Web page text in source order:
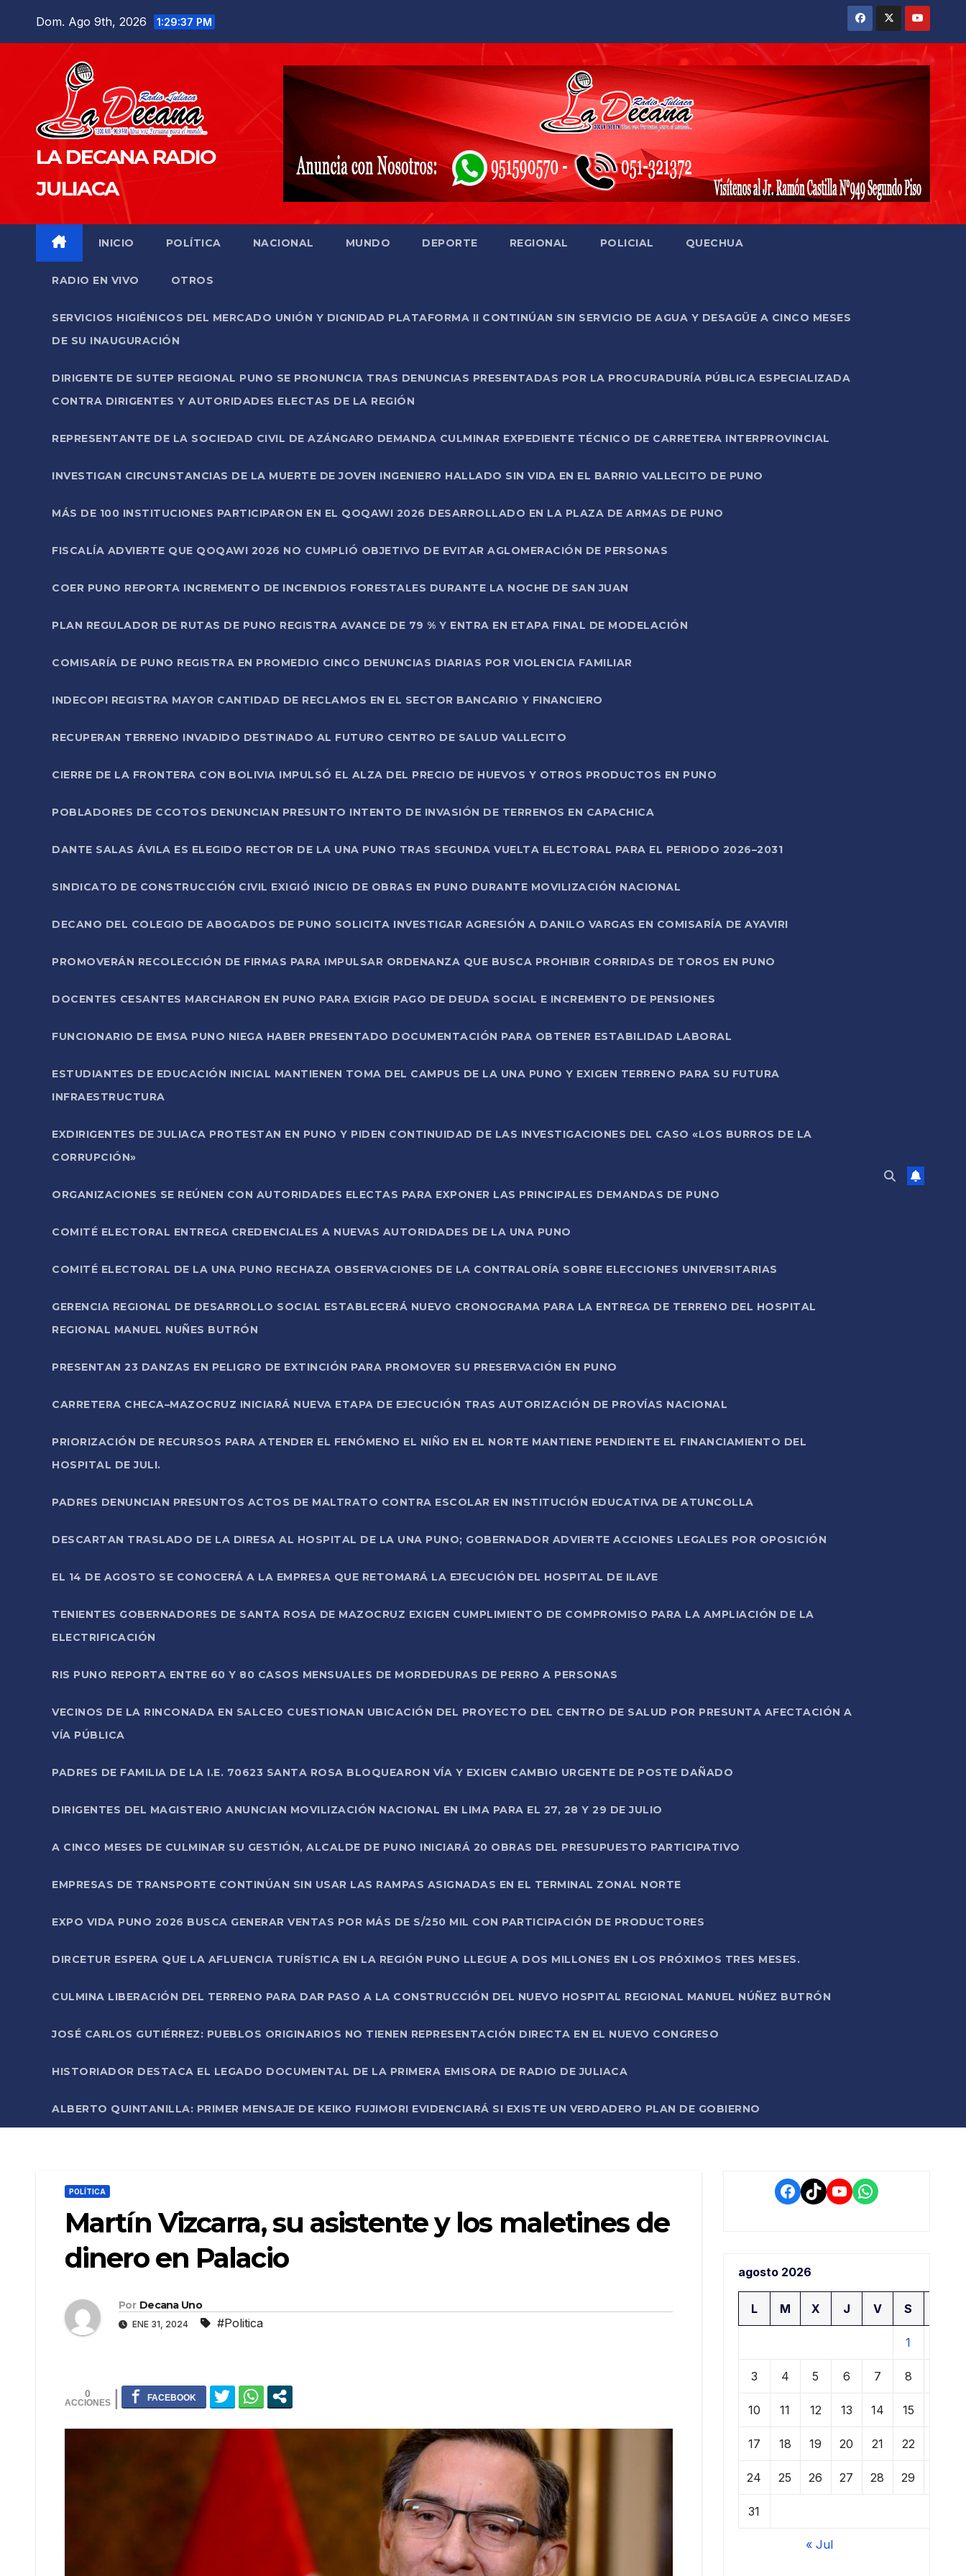
Dom. Ago 9th, 2026 1:29:38 PM
LA DECANA RADIO
JULIACA
INICIO POLÍTICA NACIONAL MUNDO DEPORTE REGIONAL POLICIAL QUECHUA
RADIO EN VIVO OTROS
SERVICIOS HIGIÉNICOS DEL MERCADO UNIÓN Y DIGNIDAD PLATAFORMA II CONTINÚAN SIN SERVICIO DE AGUA Y DESAGÜE A CINCO MESES
DE SU INAUGURACIÓN
DIRIGENTE DE SUTEP REGIONAL PUNO SE PRONUNCIA TRAS DENUNCIAS PRESENTADAS POR LA PROCURADURÍA PÚBLICA ESPECIALIZADA
CONTRA DIRIGENTES Y AUTORIDADES ELECTAS DE LA REGIÓN
REPRESENTANTE DE LA SOCIEDAD CIVIL DE AZÁNGARO DEMANDA CULMINAR EXPEDIENTE TÉCNICO DE CARRETERA INTERPROVINCIAL
INVESTIGAN CIRCUNSTANCIAS DE LA MUERTE DE JOVEN INGENIERO HALLADO SIN VIDA EN EL BARRIO VALLECITO DE PUNO
MÁS DE 100 INSTITUCIONES PARTICIPARON EN EL QOQAWI 2026 DESARROLLADO EN LA PLAZA DE ARMAS DE PUNO
FISCALÍA ADVIERTE QUE QOQAWI 2026 NO CUMPLIÓ OBJETIVO DE EVITAR AGLOMERACIÓN DE PERSONAS
COER PUNO REPORTA INCREMENTO DE INCENDIOS FORESTALES DURANTE LA NOCHE DE SAN JUAN
PLAN REGULADOR DE RUTAS DE PUNO REGISTRA AVANCE DE 79 % Y ENTRA EN ETAPA FINAL DE MODELACIÓN
COMISARÍA DE PUNO REGISTRA EN PROMEDIO CINCO DENUNCIAS DIARIAS POR VIOLENCIA FAMILIAR
INDECOPI REGISTRA MAYOR CANTIDAD DE RECLAMOS EN EL SECTOR BANCARIO Y FINANCIERO
RECUPERAN TERRENO INVADIDO DESTINADO AL FUTURO CENTRO DE SALUD VALLECITO
CIERRE DE LA FRONTERA CON BOLIVIA IMPULSÓ EL ALZA DEL PRECIO DE HUEVOS Y OTROS PRODUCTOS EN PUNO
POBLADORES DE CCOTOS DENUNCIAN PRESUNTO INTENTO DE INVASIÓN DE TERRENOS EN CAPACHICA
DANTE SALAS ÁVILA ES ELEGIDO RECTOR DE LA UNA PUNO TRAS SEGUNDA VUELTA ELECTORAL PARA EL PERIODO 2026–2031
SINDICATO DE CONSTRUCCIÓN CIVIL EXIGIÓ INICIO DE OBRAS EN PUNO DURANTE MOVILIZACIÓN NACIONAL
DECANO DEL COLEGIO DE ABOGADOS DE PUNO SOLICITA INVESTIGAR AGRESIÓN A DANILO VARGAS EN COMISARÍA DE AYAVIRI
PROMOVERÁN RECOLECCIÓN DE FIRMAS PARA IMPULSAR ORDENANZA QUE BUSCA PROHIBIR CORRIDAS DE TOROS EN PUNO
DOCENTES CESANTES MARCHARON EN PUNO PARA EXIGIR PAGO DE DEUDA SOCIAL E INCREMENTO DE PENSIONES
FUNCIONARIO DE EMSA PUNO NIEGA HABER PRESENTADO DOCUMENTACIÓN PARA OBTENER ESTABILIDAD LABORAL
ESTUDIANTES DE EDUCACIÓN INICIAL MANTIENEN TOMA DEL CAMPUS DE LA UNA PUNO Y EXIGEN TERRENO PARA SU FUTURA
INFRAESTRUCTURA
EXDIRIGENTES DE JULIACA PROTESTAN EN PUNO Y PIDEN CONTINUIDAD DE LAS INVESTIGACIONES DEL CASO «LOS BURROS DE LA
CORRUPCIÓN»
ORGANIZACIONES SE REÚNEN CON AUTORIDADES ELECTAS PARA EXPONER LAS PRINCIPALES DEMANDAS DE PUNO
COMITÉ ELECTORAL ENTREGA CREDENCIALES A NUEVAS AUTORIDADES DE LA UNA PUNO
COMITÉ ELECTORAL DE LA UNA PUNO RECHAZA OBSERVACIONES DE LA CONTRALORÍA SOBRE ELECCIONES UNIVERSITARIAS
GERENCIA REGIONAL DE DESARROLLO SOCIAL ESTABLECERÁ NUEVO CRONOGRAMA PARA LA ENTREGA DE TERRENO DEL HOSPITAL
REGIONAL MANUEL NUÑES BUTRÓN
PRESENTAN 23 DANZAS EN PELIGRO DE EXTINCIÓN PARA PROMOVER SU PRESERVACIÓN EN PUNO
CARRETERA CHECA–MAZOCRUZ INICIARÁ NUEVA ETAPA DE EJECUCIÓN TRAS AUTORIZACIÓN DE PROVÍAS NACIONAL
PRIORIZACIÓN DE RECURSOS PARA ATENDER EL FENÓMENO EL NIÑO EN EL NORTE MANTIENE PENDIENTE EL FINANCIAMIENTO DEL
HOSPITAL DE JULI.
PADRES DENUNCIAN PRESUNTOS ACTOS DE MALTRATO CONTRA ESCOLAR EN INSTITUCIÓN EDUCATIVA DE ATUNCOLLA
DESCARTAN TRASLADO DE LA DIRESA AL HOSPITAL DE LA UNA PUNO; GOBERNADOR ADVIERTE ACCIONES LEGALES POR OPOSICIÓN
EL 14 DE AGOSTO SE CONOCERÁ A LA EMPRESA QUE RETOMARÁ LA EJECUCIÓN DEL HOSPITAL DE ILAVE
TENIENTES GOBERNADORES DE SANTA ROSA DE MAZOCRUZ EXIGEN CUMPLIMIENTO DE COMPROMISO PARA LA AMPLIACIÓN DE LA
ELECTRIFICACIÓN
RIS PUNO REPORTA ENTRE 60 Y 80 CASOS MENSUALES DE MORDEDURAS DE PERRO A PERSONAS
VECINOS DE LA RINCONADA EN SALCEO CUESTIONAN UBICACIÓN DEL PROYECTO DEL CENTRO DE SALUD POR PRESUNTA AFECTACIÓN A
VÍA PÚBLICA
PADRES DE FAMILIA DE LA I.E. 70623 SANTA ROSA BLOQUEARON VÍA Y EXIGEN CAMBIO URGENTE DE POSTE DAÑADO
DIRIGENTES DEL MAGISTERIO ANUNCIAN MOVILIZACIÓN NACIONAL EN LIMA PARA EL 27, 28 Y 29 DE JULIO
A CINCO MESES DE CULMINAR SU GESTIÓN, ALCALDE DE PUNO INICIARÁ 20 OBRAS DEL PRESUPUESTO PARTICIPATIVO
EMPRESAS DE TRANSPORTE CONTINÚAN SIN USAR LAS RAMPAS ASIGNADAS EN EL TERMINAL ZONAL NORTE
EXPO VIDA PUNO 2026 BUSCA GENERAR VENTAS POR MÁS DE S/250 MIL CON PARTICIPACIÓN DE PRODUCTORES
DIRCETUR ESPERA QUE LA AFLUENCIA TURÍSTICA EN LA REGIÓN PUNO LLEGUE A DOS MILLONES EN LOS PRÓXIMOS TRES MESES.
CULMINA LIBERACIÓN DEL TERRENO PARA DAR PASO A LA CONSTRUCCIÓN DEL NUEVO HOSPITAL REGIONAL MANUEL NÚÑEZ BUTRÓN
JOSÉ CARLOS GUTIÉRREZ: PUEBLOS ORIGINARIOS NO TIENEN REPRESENTACIÓN DIRECTA EN EL NUEVO CONGRESO
HISTORIADOR DESTACA EL LEGADO DOCUMENTAL DE LA PRIMERA EMISORA DE RADIO DE JULIACA
ALBERTO QUINTANILLA: PRIMER MENSAJE DE KEIKO FUJIMORI EVIDENCIARÁ SI EXISTE UN VERDADERO PLAN DE GOBIERNO
POLÍTICA
Martín Vizcarra, su asistente y los maletines de
dinero en Palacio
Por Decana Uno
ENE 31, 2024 #Politica
0
Facebook
TikTokYouTube
WhatsApp
agosto 2026
L M X J V S
1
3 4 5 6 7 8
10 11 12 13 14 15
17 18 19 20 21 22
24 25 26 27 28 29
31
« Jul